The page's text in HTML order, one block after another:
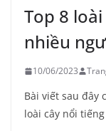
Top 8
nhiều
10/06/2023
Bài viết sau đây
loài cây nổi